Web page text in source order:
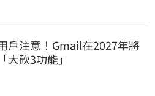
戶注意！Gmail在2027年將
「大砍3功能」